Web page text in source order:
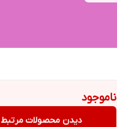
ناموجود
دیدن محصولات مرتبط